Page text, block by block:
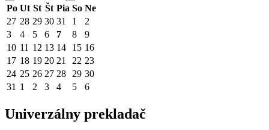
Po Ut St Št Pia So Ne
27 28 29 30 31 1
2
3
4 5 6 7 8
9
10 11 12 13 14 15 16
17 18 19 20 21 22 23
24 25 26 27 28 29 30
31 1 2 3 4 5 6
Univerzálny prekladač